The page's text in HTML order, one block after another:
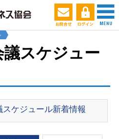
スケジュー
ケジュール新着情報